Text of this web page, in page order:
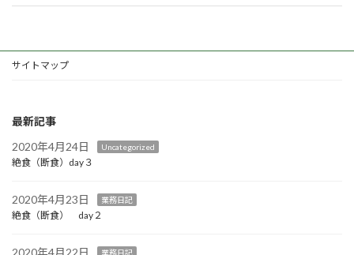
サイトマップ
最新記事
2020年4月24日
Uncategorized
絶食（断食）day３
2020年4月23日 業務日記
絶食（断食） day２
業務日記